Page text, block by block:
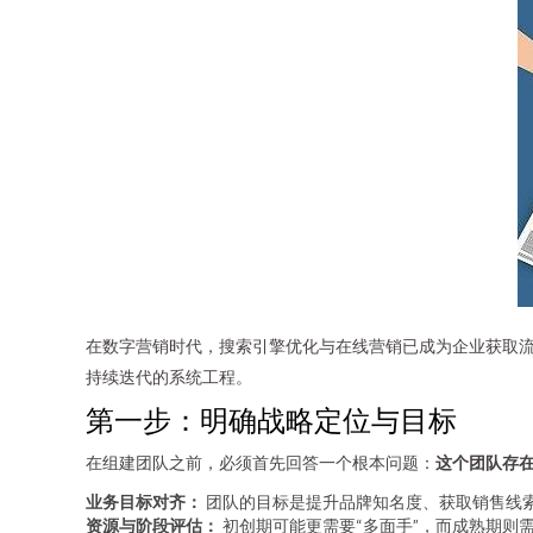
在数字营销时代，搜索引擎优化与在线营销已成为企业获取
持续迭代的系统工程。
第一步：明确战略定位与目标
在组建团队之前，必须首先回答一个根本问题： 这个团队存
业务目标对齐： 团队的目标是提升品牌知名度、获取销售
资源与阶段评估： 初创期可能更需要“多面手”，而成熟期